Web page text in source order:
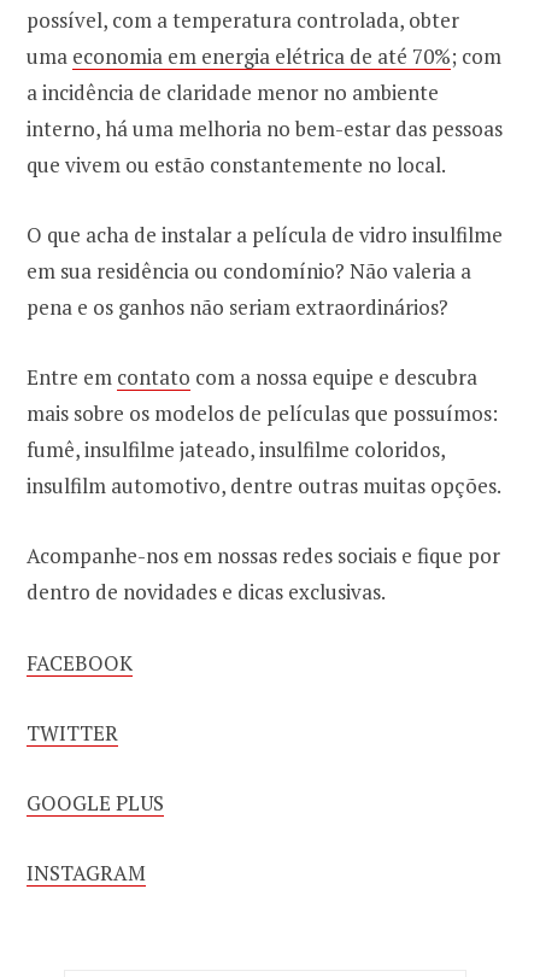
possível, com a temperatura controlada, obter
uma economia em energia elétrica de até 70%; com
a incidência de claridade menor no ambiente
interno, há uma melhoria no bem-estar das pessoas
que vivem ou estão constantemente no local.
O que acha de instalar a película de vidro insulfilme
em sua residência ou condomínio? Não valeria a
pena e os ganhos não seriam extraordinários?
Entre em contato com a nossa equipe e descubra
mais sobre os modelos de películas que possuímos:
fumê, insulfilme jateado, insulfilme coloridos,
insulfilm automotivo, dentre outras muitas opções.
Acompanhe-nos em nossas redes sociais e fique por
dentro de novidades e dicas exclusivas.
FACEBOOK
TWITTER
GOOGLE PLUS
INSTAGRAM